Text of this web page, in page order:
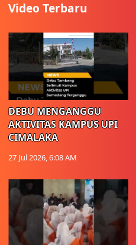
Video Terbaru
DEBU MENGANGGU
AKTIVITAS KAMPUS UPI
CIMALAKA
27 Jul 2026, 6:08 AM